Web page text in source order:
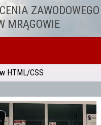
ZAWODOWEGO
MRĄGOWIE
HTML/CSS